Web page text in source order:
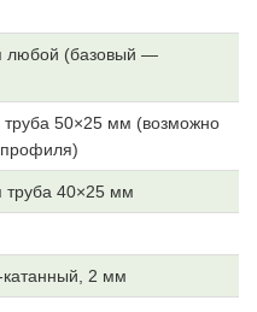
любой (базовый —
50×25 мм (возможно
профиля)
труба 40×25 мм
катанный, 2 мм